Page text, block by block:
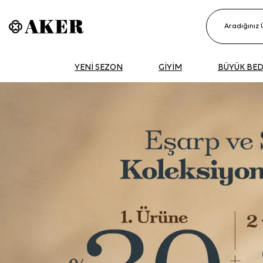
YENİ SEZON GİYİM BÜYÜK